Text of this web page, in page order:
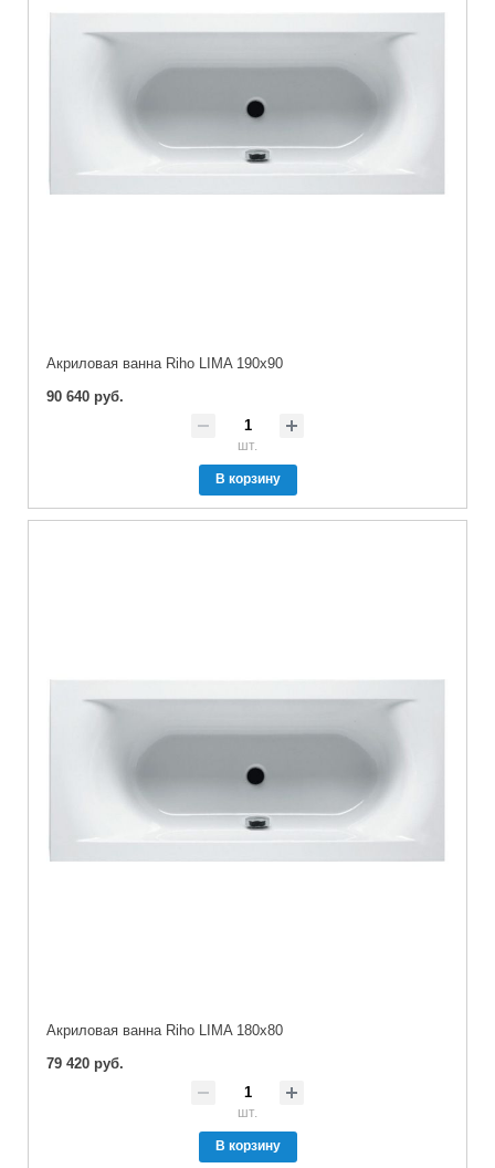
Акриловая ванна Riho LIMA 190x90
90 640 руб.
шт.
В корзину
Акриловая ванна Riho LIMA 180x80
79 420 руб.
шт.
В корзину